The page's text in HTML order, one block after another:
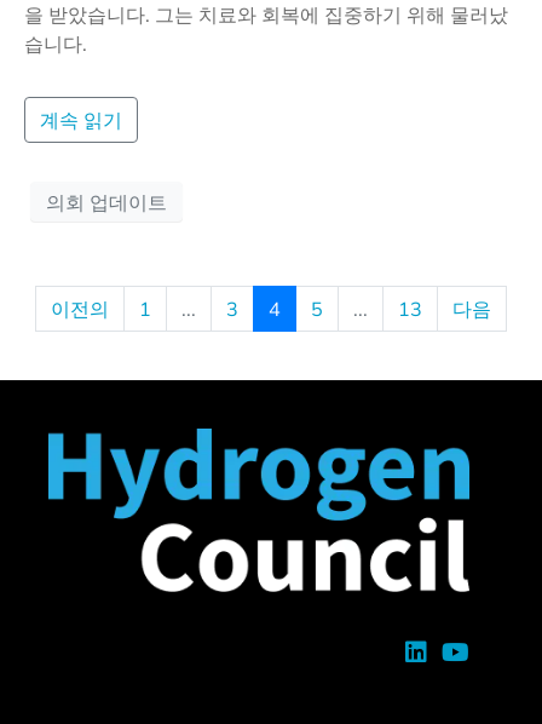
을 받았습니다. 그는 치료와 회복에 집중하기 위해 물러났
습니다.
계속 읽기
의회 업데이트
이전의 1 ... 3 4 5 ... 13 다음